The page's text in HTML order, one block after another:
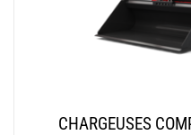
CHARGEUSES